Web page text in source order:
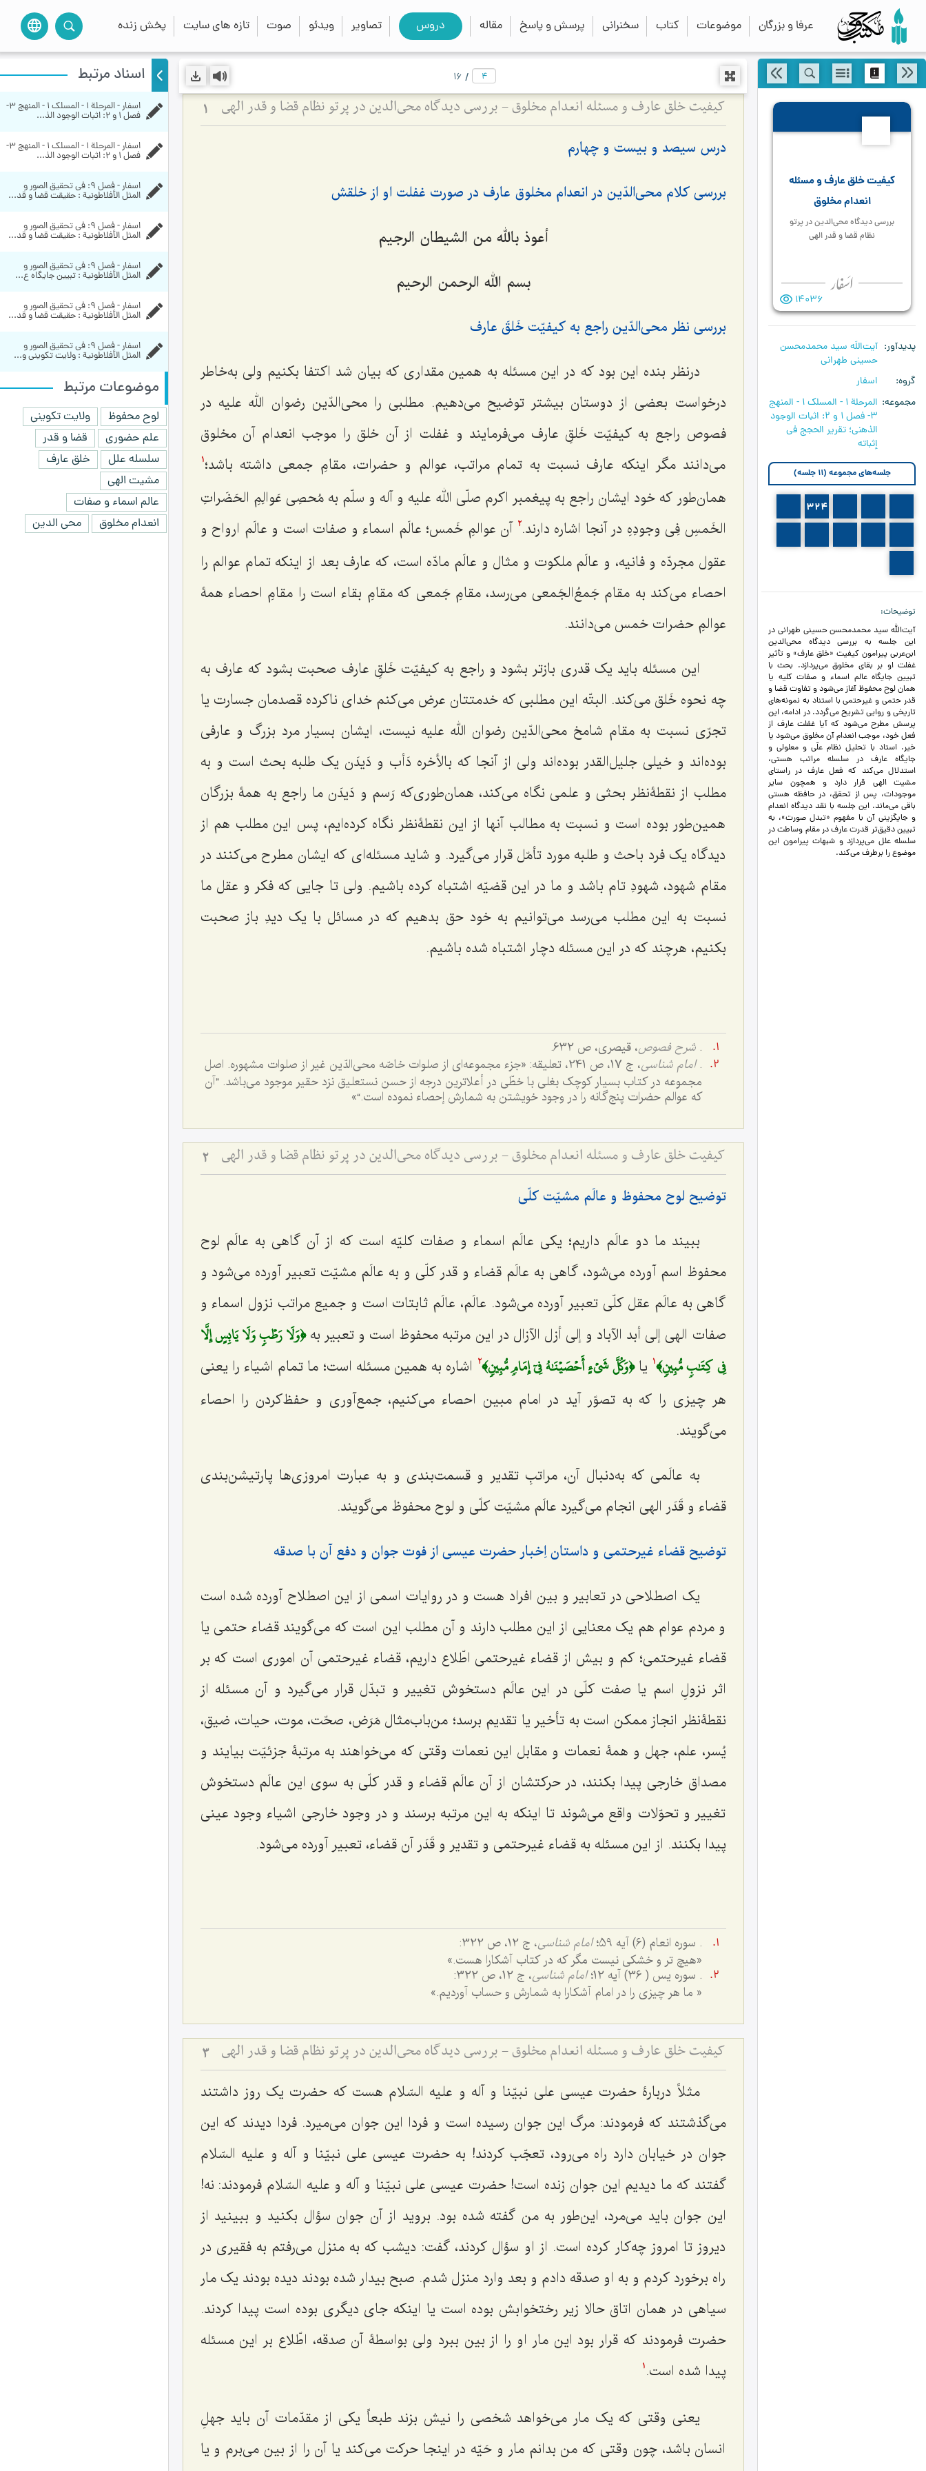
عرفا و بزرگان موضوعات کتاب سخنرانی پرسش و پاسخ مقاله دروس تصاویر ویدئو صوت تازه های سایت پخش زنده language search
close
کیفیت خلق عارف و مسئله
انعدام مخلوق
بررسی دیدگاه محی‌الدین در پرتو
نظام قضا و قدر الهی
14036
پدیدآور
آیت‌اللَه سید محمدمحسن
حسینی طهرانی
گروه
اسفار
مجموعه
المرحلة 1 - المسلک 1 - المنهج
3- فصل 1 و 2: اثبات الوجود
الذهنی؛ تقریر الحجج فی
إثباته
جلسه‌های مجموعه (11 جلسه)
324
توضیحات
آیت‌الله سید محمدمحسن حسینی طهرانی در
این جلسه به بررسی دیدگاه محی‌الدین
ابن‌عربی پیرامون کیفیت «خلق عارف» و تأثیر
غفلت او بر بقای مخلوق می‌پردازد. بحث با
تبیین جایگاه عالم اسماء و صفات کلیه یا
همان لوح محفوظ آغاز می‌شود و تفاوت قضا و
قدر حتمی و غیرحتمی با استناد به نمونه‌های
تاریخی و روایی تشریح می‌گردد. در ادامه، این
پرسش مطرح می‌شود که آیا غفلت عارف از
فعل خود، موجب انعدام آن مخلوق می‌شود یا
خیر. استاد با تحلیل نظام علّی و معلولی و
جایگاه عارف در سلسله مراتب هستی،
استدلال می‌کند که فعل عارف در راستای
مشیت الهی قرار دارد و همچون سایر
موجودات، پس از تحقق، در حافظه هستی
باقی می‌ماند. این جلسه با نقد دیدگاه انعدام
و جایگزینی آن با مفهوم «تبدل صورت»، به
تبیین دقیق‌تر قدرت عارف در مقام وساطت در
سلسله علل می‌پردازد و شبهات پیرامون این
موضوع را برطرف می‌کند.
/
16
کیفیت خلق عارف و مسئله انعدام مخلوق - بررسی دیدگاه محی‌الدین در پرتو نظام قضا و قدر الهی 1
درس سیصد و بیست و چهارم
بررسی کلام محی‌الدّین در انعدام مخلوق عارف در صورت غفلت او از خلقش
أعوذ بالله من الشیطان الرجیم
بسم الله الرحمن الرحیم‌
بررسی نظر محی‌الدّین راجع به کیفیّت خَلقَ عارف
درنظر بنده این بود که در این مسئله به همین مقداری که بیان شد اکتفا بکنیم ولی به‌خاطر
درخواست بعضی از دوستان بیشتر توضیح می‌دهیم. مطلبى را محى‌الدّین رضوان الله علیه در
فصوص راجع به کیفیّت خَلقِ عارف مى‌فرمایند و غفلت از آن خلق را موجب انعدام آن مخلوق
مى‌دانند مگر اینکه عارف نسبت به تمام مراتب، عوالم و حضرات، مقامِ جمعى داشته باشد؛1
همان‌طور که خود ایشان راجع به پیغمبر اکرم صلّی الله علیه و آله و سلّم بهمُحصِى عَوالِمِ الحَضَراتِ
الخَمسِ فِى وجودِهِ در آنجا اشاره دارند.2 آن عوالمِ خَمس؛ عالَم اسماء و صفات است و عالَم ارواح و
عقول مجردّه و فانیه، و عالَم ملکوت و مثال و عالَم مادّه است، که عارف بعد از اینکه تمام عوالم را
احصاء مى‌کند به مقام جَمعُ‌الجَمعی مى‌رسد، مقامِ جَمعی که مقامِ بقاء است را مقامِ احصاء همۀ
عوالمِ حضرات خمس مى‌دانند.
این مسئله باید یک قدرى بازتر بشود و راجع به کیفیّت خَلقِ عارف صحبت بشود که عارف به
چه نحوه خَلق مى‌کند. البتّه این مطلبى که خدمتتان عرض مى‌کنم خداى ناکرده قصدمان جسارت یا
تجرّى نسبت به مقام شامخ محى‌الدّین رضوان الله علیه نیست، ایشان بسیار مرد بزرگ و عارفى
بوده‌اند و خیلى جلیل‌القدر بوده‌اند ولى از آنجا که بالأخره دَأب و دَیدَن یک طلبه بحث است و به
مطلب از نقطۀنظر بحثى و علمى نگاه مى‌کند، همان‌طوری‌که رَسم و دَیدَن ما راجع به همۀ بزرگان
همین‌طور بوده است و نسبت به مطالب آنها از این نقطۀنظر نگاه کرده‌ایم، پس این مطلب هم از
دیدگاه یک فرد باحث و طلبه مورد تأمّل قرار مى‌گیرد. و شاید مسئله‌اى که ایشان مطرح مى‌کنند در
مقام شهود، شهودِ تام باشد و ما در این قضیّه اشتباه کرده باشیم. ولى تا جایى که فکر و عقل ما
نسبت به این مطلب مى‌رسد مى‌توانیم به خود حق بدهیم که در مسائل با یک دیدِ باز صحبت
بکنیم، هرچند که در این مسئله دچار اشتباه شده باشیم.
.شرح فصوص، قیصرى، ص 632.
.امام شناسى
، ج 17، ص 241، تعلیقه: «جزء مجموعه‌اى از صلوات خاصّه محى‌الدّین غیر از صلوات مشهوره. اصل
مجموعه در کتاب بسیار کوچک بغلى با خطّى در أعلاترین درجه از حسن نستعلیق نزد حقیر موجود مى‌باشد. ”آن
که عوالم حضرات پنج‌گانه را در وجود خویشتن به شمارش إحصاء نموده است.“»
کیفیت خلق عارف و مسئله انعدام مخلوق - بررسی دیدگاه محی‌الدین در پرتو نظام قضا و قدر الهی 2
توضیح لوح محفوظ و عالَم مشیّت کلّی
ببیند ما دو عالَم داریم؛ یکى عالَم اسماء و صفات کلیّه است که از آن گاهی به عالَم لوح
محفوظ اسم آورده می‌شود، گاهی به عالَم قضاء و قدر کلّى و به عالَم مشیّت تعبیر آورده می‌شود و
گاهی به عالَم عقل کلّى تعبیر آورده مى‌شود. عالَم، عالَم ثابتات است و جمیع مراتب نزول اسماء و
صفات الهى إلى أبد الآباد و إلى أزل الآزال در این مرتبه محفوظ است و تعبیر به﴿وَلَا رَطۡبٖ وَلَا يَابِسٍ إِلَّا
فِي كِتَٰبٖ مُّبِينٖ﴾1 یا﴿وَكُلَّ شَيۡءٍ أَحۡصَيۡنَٰهُ فِيٓ إِمَامٖ مُّبِينٖ﴾2
اشاره به همین مسئله است؛ ما تمام اشیاء را یعنی
هر چیزی را که به تصوّر آید در امام مبین احصاء مى‌کنیم، جمع‌آورى و حفظ‌کردن را احصاء
مى‌گویند.
به عالَمی که به‌دنبال آن، مراتبِ تقدیر و قسمت‌بندى و به عبارت امروزی‌ها پارتیشن‌بندى
قضاء و قَدَر الهى انجام مى‌گیرد عالَم مشیّت کلّى و لوح محفوظ مى‌گویند.
توضیح قضاء غیرحتمی و داستان اِخبار حضرت عیسی از فوت جوان و دفع آن با صدقه
یک اصطلاحى در تعابیر و بین افراد هست و در روایات اسمى از این اصطلاح آورده شده است
و مردم عوام هم یک معنایی از این مطلب دارند و آن مطلب این است که مى‌گویند قضاء حتمى یا
قضاء غیرحتمی؛ کم و بیش از قضاء غیرحتمى اطّلاع داریم، قضاء غیرحتمى آن امورى است که بر
اثر نزولِ اسم یا صفت کلّى در این عالَم دستخوش تغییر و تبدّل قرار مى‌گیرد و آن مسئله از
نقطۀنظر انجاز ممکن است به تأخیر یا تقدیم برسد؛ من‌باب‌مثال مَرَض، صحّت، موت، حیات، ضیق،
یُسر، علم، جهل و همۀ نعمات و مقابل این نعمات وقتى که مى‌خواهند به مرتبۀ جزئیّت بیایند و
مصداق خارجى پیدا بکنند، در حرکتشان از آن عالَم قضاء و قدر کلّى به سوى این عالَم دستخوش
تغییر و تحوّلات واقع مى‌شوند تا اینکه به این مرتبه برسند و در وجود خارجى اشیاء وجود عینى
پیدا بکنند. از این مسئله به قضاء غیرحتمى و تقدیر و قَدَر آن قضاء، تعبیر آورده مى‌شود.
. سوره انعام (6) آیه 59؛ امام شناسى، ج‌ 12، ص 322:
«هیچ تر و خشکى نیست مگر که در کتاب آشکارا هست‌.»
. سوره یس ( 36) آیه 12؛
امام شناسى، ج ‌12، ص 322:
« ما هر چیزى را در امام آشکارا به شمارش و حساب آوردیم‌.»
کیفیت خلق عارف و مسئله انعدام مخلوق - بررسی دیدگاه محی‌الدین در پرتو نظام قضا و قدر الهی 3
مثلاً دربارۀ حضرت عیسى علی نبیّنا و آله و علیه السّلام هست که حضرت یک روز داشتند
مى‌گذشتند که فرمودند: مرگ این جوان رسیده است و فردا این جوان مى‌میرد. فردا دیدند که این
جوان در خیابان دارد راه مى‌رود، تعجّب کردند! به حضرت عیسى علی نبیّنا و آله و علیه السّلام
گفتند که ما دیدیم این جوان زنده است! حضرت عیسى علی نبیّنا و آله و علیه السّلام فرمودند: نه!
این جوان باید می‌مرد، این‌طور به من گفته شده بود. بروید از آن جوان سؤال بکنید و ببینید از
دیروز تا امروز چه‌کار کرده است. از او سؤال کردند، گفت: دیشب که به منزل می‌رفتم به فقیرى در
راه برخورد کردم و به او صدقه دادم و بعد وارد منزل شدم. صبح بیدار شده بودند دیده بودند یک مار
سیاهى در همان اتاق حالا زیر رختخوابش بوده است یا اینکه جای دیگری بوده است پیدا کردند.
حضرت فرمودند که قرار بود این مار او را از بین ببرد ولى بواسطۀ آن صدقه، اطّلاع بر این مسئله
پیدا شده است. 1
یعنى وقتى که یک مار مى‌خواهد شخصى را نیش بزند طبعاً یکى از مقدّمات آن باید جهلِ
انسان باشد، چون وقتى که من بدانم مار و حَیّه در اینجا حرکت مى‌کند یا آن را از بین مى‌برم و یا
اسناد مرتبط
فصل 1 و 2: اثبات الوجود الذ...
فصل 1 و 2: اثبات الوجود الذ...
المثل الأفلاطونية : حقیقت قضا و قد...
المثل الأفلاطونية : حقیقت قضا و قد...
المثل الأفلاطونية : تبیین جایگاه ع...
المثل الأفلاطونية : حقیقت قضا و قد...
المثل الأفلاطونية : ولایت تکوینی و...
موضوعات مرتبط
لوح محفوظ
ولایت تکوینی
علم حضوری
قضا و قدر
سلسله علل
خلق عارف
مشیت الهی
عالم اسماء و صفات
انعدام مخلوق
محی الدین